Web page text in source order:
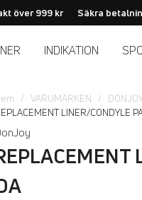
över 999 kr Säkra
INDIKATION
VARUMÄRKEN
LINER/CONDYLE